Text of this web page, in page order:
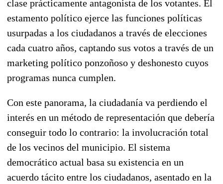
clase prácticamente antagonista de los votantes. El
estamento político ejerce las funciones políticas
usurpadas a los ciudadanos a través de elecciones
cada cuatro años, captando sus votos a través de un
marketing político ponzoñoso y deshonesto cuyos
programas nunca cumplen.
Con este panorama, la ciudadanía va perdiendo el
interés en un método de representación que debería
conseguir todo lo contrario: la involucración total
de los vecinos del municipio. El sistema
democrático actual basa su existencia en un
acuerdo tácito entre los ciudadanos, asentado en la